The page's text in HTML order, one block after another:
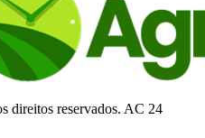
direitos reservados. AC 24